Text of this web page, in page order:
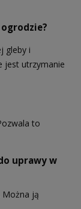
ogrodzie?
gleby i
jest utrzymanie
to
uprawy w
Można ją